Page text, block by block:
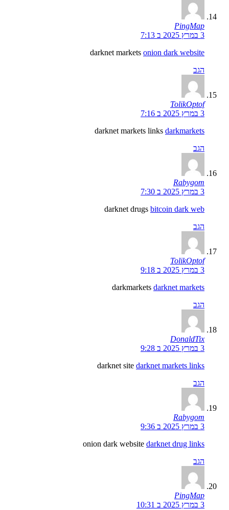
PingMap
3 במרץ 2025 ב 7:13
darknet markets onion dark website
הגב
TolikOptof
3 במרץ 2025 ב 7:16
darknet markets links darkmarkets
הגב
Rabygom
3 במרץ 2025 ב 7:30
darknet drugs bitcoin dark web
הגב
TolikOptof
3 במרץ 2025 ב 9:18
darkmarkets darknet markets
הגב
DonaldTix
3 במרץ 2025 ב 9:28
darknet site darknet markets links
הגב
Rabygom
3 במרץ 2025 ב 9:36
onion dark website darknet drug links
הגב
PingMap
3 במרץ 2025 ב 10:31